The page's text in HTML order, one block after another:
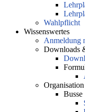
Wahlpflicht
Wissenswertes
Anmeldung
Downloads
Organisation
Busse